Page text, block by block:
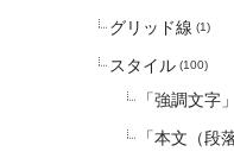
グリッド線 (1)
スタイル (100)
「強調文字
「本文（段